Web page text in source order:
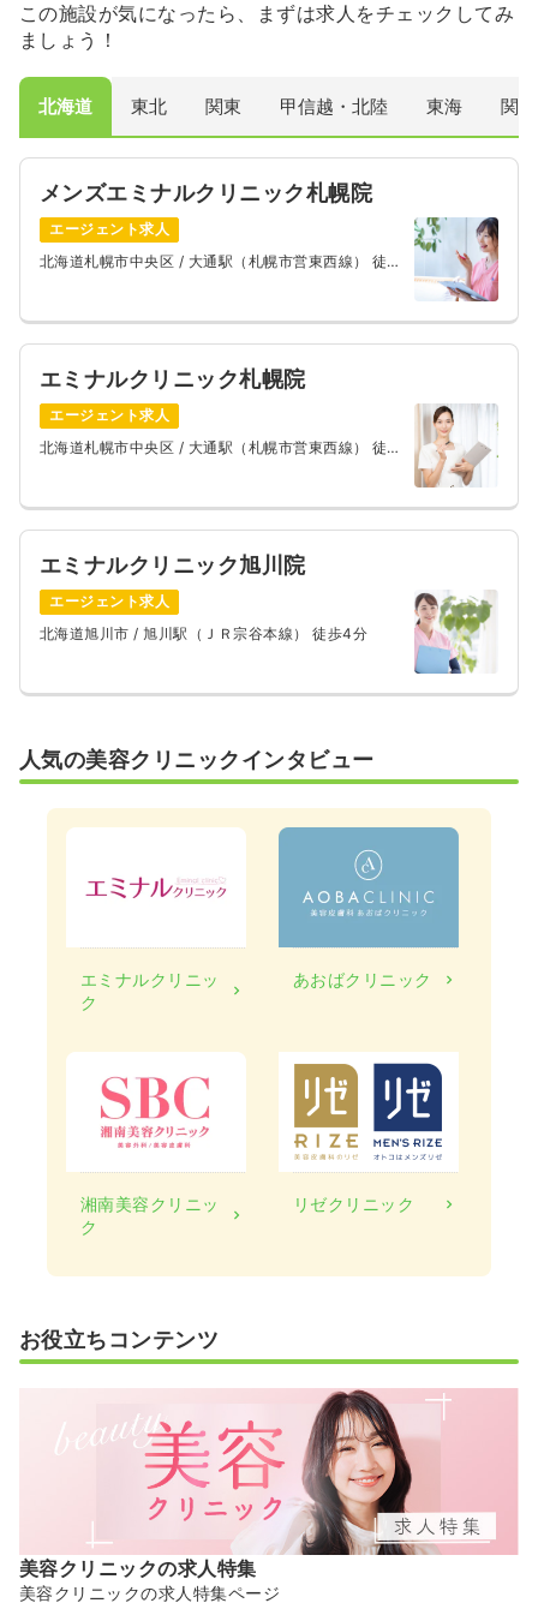
この施設が気になったら、まずは求人をチェックしてみ
ましょう！
北海道 東北 関東 甲信越・北陸 東海 関西
メンズエミナルクリニック札幌院
エージェント求人
北海道札幌市中央区 / 大通駅（札幌市営東西線） 徒歩
エミナルクリニック札幌院
エージェント求人
北海道札幌市中央区 / 大通駅（札幌市営東西線） 徒歩
エミナルクリニック旭川院
エージェント求人
北海道旭川市 / 旭川駅（ＪＲ宗谷本線） 徒歩4分
人気の美容クリニックインタビュー
エミナルクリニッ
ク
あおばクリニック
湘南美容クリニッ
ク
リゼクリニック
お役立ちコンテンツ
美容クリニックの求人特集
美容クリニックの求人特集ページ